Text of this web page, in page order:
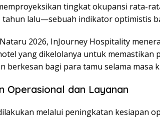
tingkat okupansi rata-
tahun lalu—sebuah indikator optimistis
2026, InJourney Hospitality
yang dikelolanya untuk memastikan
berkesan bagi para tamu selama masa
Operasional dan Layanan
melalui peningkatan kesiapan